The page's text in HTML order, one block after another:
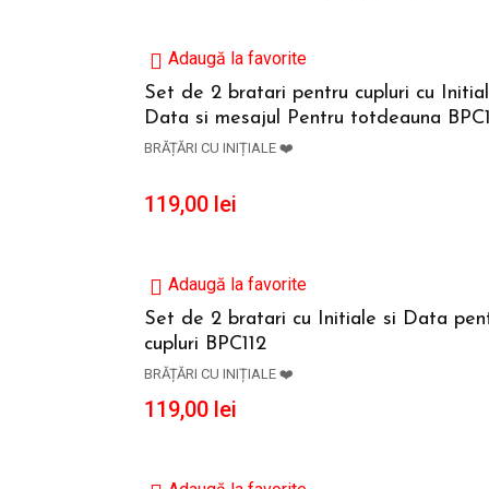
Adaugă la favorite
Set de 2 bratari pentru cupluri cu
Data si mesajul Pentru totdeauna
BRĂȚĂRI CU INIȚIALE ❤️
119,00 lei
Adaugă la favorite
Set de 2 bratari cu Initiale si Data
cupluri BPC112
BRĂȚĂRI CU INIȚIALE ❤️
119,00 lei